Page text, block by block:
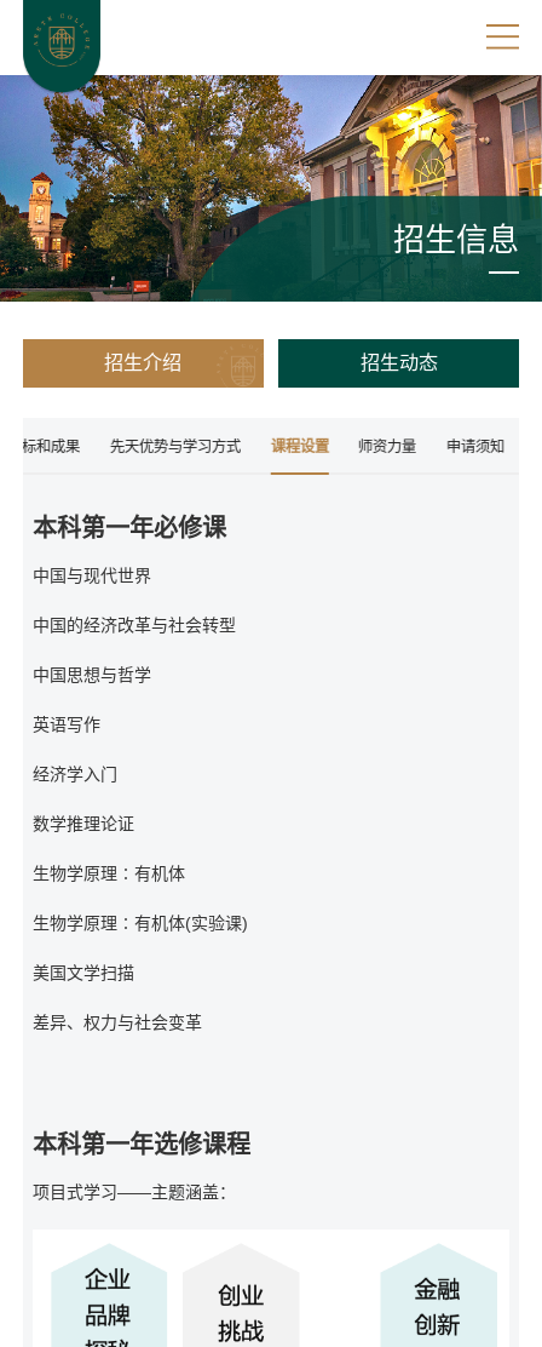
招生信息
招生介绍 招生动态
目标和成果 先天优势与学习方式 课程设置 师资力量 申请须知
本科第一年必修课
中国与现代世界
中国的经济改革与社会转型
中国思想与哲学
英语写作
经济学入门
数学推理论证
生物学原理∶有机体
生物学原理∶有机体(实验课)
美国文学扫描
差异、权力与社会变革
本科第一年选修课程
项目式学习——主题涵盖：